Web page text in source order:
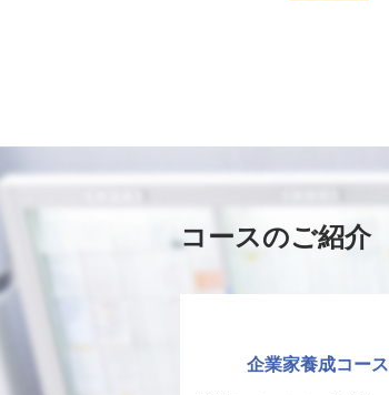
コースのご紹介
企業家養成コース